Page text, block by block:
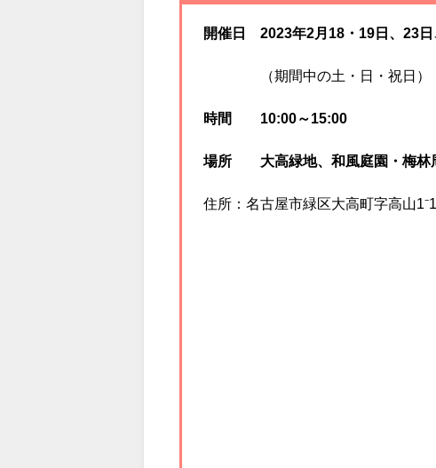
— ONE MORNING AICHI
大高緑地花梅まつり2023の開催期間・時間
開催日 2023年2月18・19日、23日
（期間中の土・日・祝日）
時間 10:00～15:00